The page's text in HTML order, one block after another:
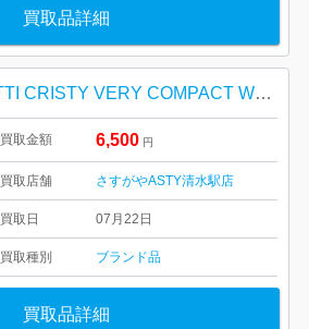
買取品詳細
ITTI CRISTY VERY COMPACT WLT .5
買取金額 6,500 円
買取店舗 さすがやASTY清水駅店
買取日 07月22日
買取種別 ブランド品
買取品詳細